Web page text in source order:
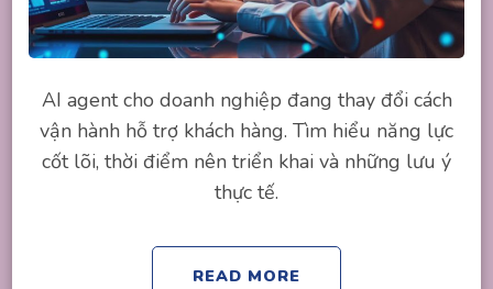
AI agent cho doanh nghiệp đang thay đổi cách
vận hành hỗ trợ khách hàng. Tìm hiểu năng lực
cốt lõi, thời điểm nên triển khai và những lưu ý
thực tế.
READ MORE